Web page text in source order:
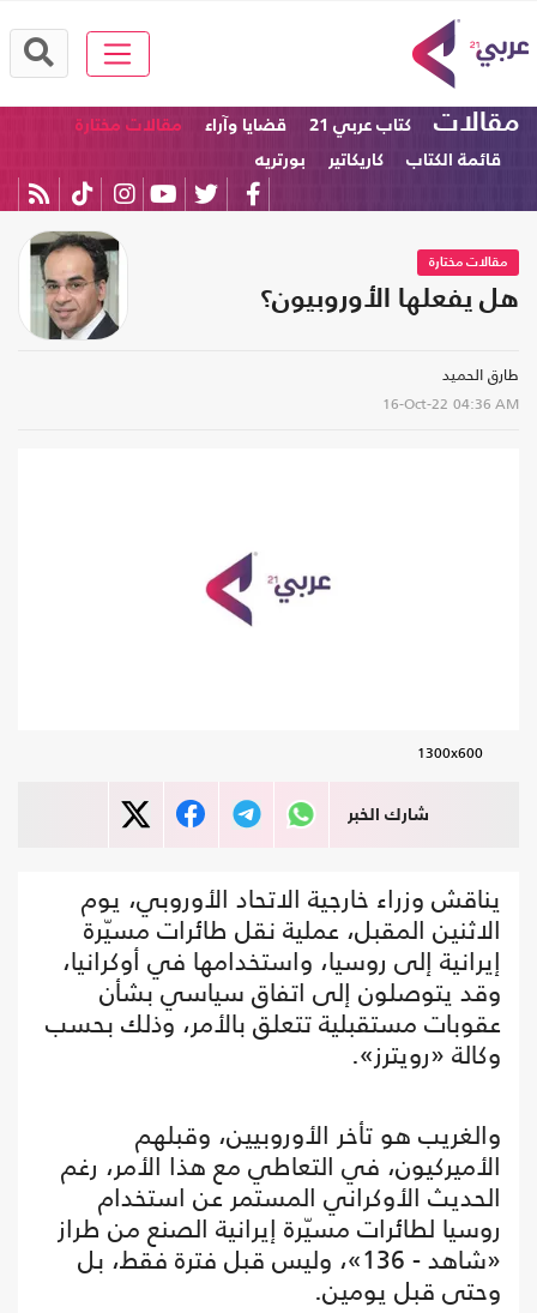
مقالات كتاب عربي 21 قضايا وآراء
مقالات مختارة
قائمة الكتاب
كاريكاتير بورتريه
مقالات مختارة
هل يفعلها الأوروبيون؟
طارق الحميد
16-Oct-22 04:36 AM
1300x600
شارك الخبر
يناقش وزراء خارجية الاتحاد الأوروبي، يوم
الاثنين المقبل، عملية نقل طائرات مسيّرة
إيرانية إلى روسيا، واستخدامها في أوكرانيا،
وقد يتوصلون إلى اتفاق سياسي بشأن
عقوبات مستقبلية تتعلق بالأمر، وذلك بحسب
وكالة «رويترز».
والغريب هو تأخر الأوروبيين، وقبلهم
الأميركيون، في التعاطي مع هذا الأمر، رغم
الحديث الأوكراني المستمر عن استخدام
روسيا لطائرات مسيّرة إيرانية الصنع من طراز
«شاهد - 136»، وليس قبل فترة فقط، بل
وحتى قبل يومين.